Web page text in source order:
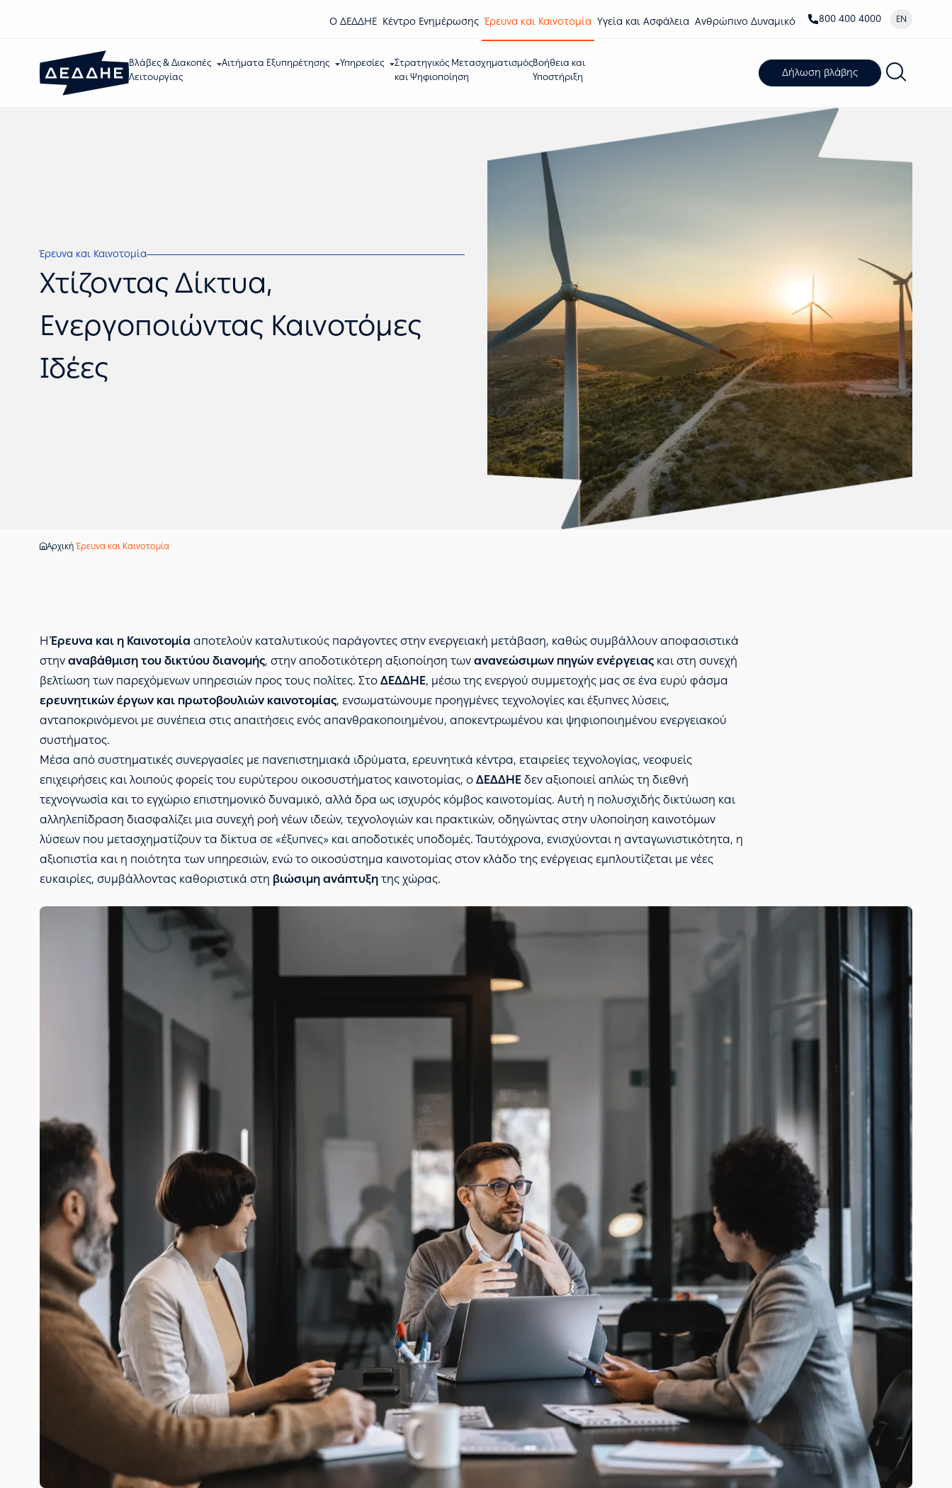
Ο ΔΕΔΔΗΕ Κέντρο Eνημέρωσης Έρευνα και Καινοτομία Υγεία και Ασφάλεια Ανθρώπινο Δυναμικό 800 400 4000 EN
Βλάβες & Διακοπές
Λειτουργίας
Αιτήματα Εξυπηρέτησης Υπηρεσίες
Στρατηγικός Μετασχηματισμός
και Ψηφιοποίηση
Βοήθεια και
Υποστήριξη
Δήλωση βλάβης
Έρευνα και Καινοτομία
Χτίζοντας Δίκτυα,
Ενεργοποιώντας Καινοτόμες
Ιδέες
Αρχική Έρευνα και Καινοτομία
ΗΈρευνα και η Καινοτομία αποτελούν καταλυτικούς παράγοντες στην ενεργειακή μετάβαση, καθώς συμβάλλουν αποφασιστικά
στην αναβάθμιση του δικτύου διανομής, στην αποδοτικότερη αξιοποίηση των ανανεώσιμων πηγών ενέργειας και στη συνεχή
βελτίωση των παρεχόμενων υπηρεσιών προς τους πολίτες. Στο ΔΕΔΔΗΕ, μέσω της ενεργού συμμετοχής μας σε ένα ευρύ φάσμα
ερευνητικών έργων και πρωτοβουλιών καινοτομίας, ενσωματώνουμε προηγμένες τεχνολογίες και έξυπνες λύσεις,
ανταποκρινόμενοι με συνέπεια στις απαιτήσεις ενός απανθρακοποιημένου, αποκεντρωμένου και ψηφιοποιημένου ενεργειακού
συστήματος.
Μέσα από συστηματικές συνεργασίες με πανεπιστημιακά ιδρύματα, ερευνητικά κέντρα, εταιρείες τεχνολογίας, νεοφυείς
επιχειρήσεις και λοιπούς φορείς του ευρύτερου οικοσυστήματος καινοτομίας, ο ΔΕΔΔΗΕ δεν αξιοποιεί απλώς τη διεθνή
τεχνογνωσία και το εγχώριο επιστημονικό δυναμικό, αλλά δρα ως ισχυρός κόμβος καινοτομίας. Αυτή η πολυσχιδής δικτύωση και
αλληλεπίδραση διασφαλίζει μια συνεχή ροή νέων ιδεών, τεχνολογιών και πρακτικών, οδηγώντας στην υλοποίηση καινοτόμων
λύσεων που μετασχηματίζουν τα δίκτυα σε «έξυπνες» και αποδοτικές υποδομές. Ταυτόχρονα, ενισχύονται η ανταγωνιστικότητα, η
αξιοπιστία και η ποιότητα των υπηρεσιών, ενώ το οικοσύστημα καινοτομίας στον κλάδο της ενέργειας εμπλουτίζεται με νέες
ευκαιρίες, συμβάλλοντας καθοριστικά στη βιώσιμη ανάπτυξη της χώρας.